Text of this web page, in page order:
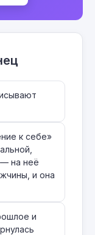
к себе»
на неё
и она
и